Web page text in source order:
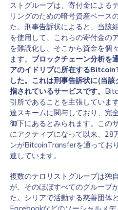
ストグループは、寄付金による
リングのための暗号資産ベース
た。刑事告訴状によると、当該
を使用して、これらの寄付金の
を難読化し、そこから資金を個
ます。 ブロックチェーン分析を
アのイドリブに所在する
した。これは刑事告訴状に(当
指されているサービスです。
引所であることを主張しています
達スキームに関与しており 、完
御下にあるとみられます。この
にアクティブになって以来、28
ンがBitcoinTransferを通ってお
連しています。
複数のテロリストグループは独
が、そのほぼすべてのグループ
た。シリアで活動する慈善団体